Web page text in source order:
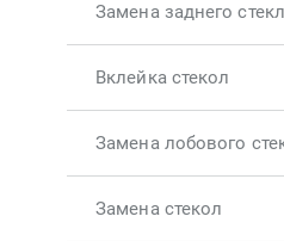
Замена заднего
Вклейка стекол
Замена лобового
Замена стекол